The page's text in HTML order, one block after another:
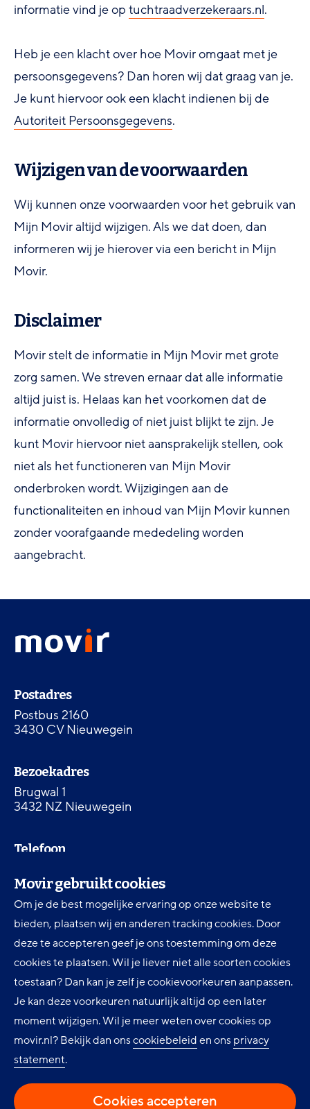
Movir gebruikt cookies
Om je de best mogelijke ervaring op onze website te
bieden, plaatsen wij en anderen tracking cookies. Door
deze te accepteren geef je ons toestemming om deze
cookies te plaatsen. Wil je liever niet alle soorten cookies
toestaan? Dan kan je zelf je cookievoorkeuren aanpassen.
Je kan deze voorkeuren natuurlijk altijd op een later
moment wijzigen. Wil je meer weten over cookies op
movir.nl? Bekijk dan onscookiebeleiden onsprivacy
statement.
Cookies accepteren
informatie vind je op tuchtraadverzekeraars.nl.
Heb je een klacht over hoe Movir omgaat met je
persoonsgegevens? Dan horen wij dat graag van je.
Je kunt hiervoor ook een klacht indienen bij de
Autoriteit Persoonsgegevens.
Wijzigen van de voorwaarden
Wij kunnen onze voorwaarden voor het gebruik van
Mijn Movir altijd wijzigen. Als we dat doen, dan
informeren wij je hierover via een bericht in Mijn
Movir.
Disclaimer
Movir stelt de informatie in Mijn Movir met grote
zorg samen. We streven ernaar dat alle informatie
altijd juist is. Helaas kan het voorkomen dat de
informatie onvolledig of niet juist blijkt te zijn. Je
kunt Movir hiervoor niet aansprakelijk stellen, ook
niet als het functioneren van Mijn Movir
onderbroken wordt. Wijzigingen aan de
functionaliteiten en inhoud van Mijn Movir kunnen
zonder voorafgaande mededeling worden
aangebracht.
menu
Movir
-
de
homepagina
Contactinformatie
Postadres
Postbus 2160
3430 CV Nieuwegein
Bezoekadres
Brugwal 1
3432 NZ Nieuwegein
Telefoon
Digitale toegankelijkheid
Movir Momentum AOV
Ervaringen en inspiratie
Klantenservice
Over Movir
Nieuws
Privacy
Cookie instellingen